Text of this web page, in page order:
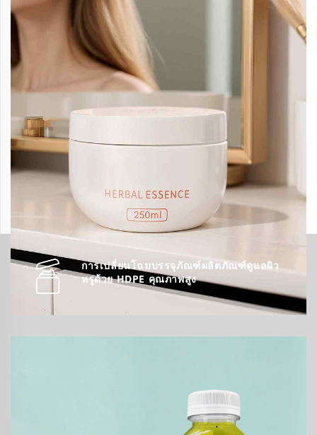
การเปลี่ยนโฉมบรรจุภัณฑ์ผลิตภัณฑ์ดูแลผิว
หรูด้วย HDPE คุณภาพสูง